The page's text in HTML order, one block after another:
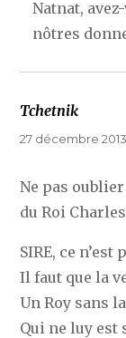
Natnat,
nôtres
Tchetnik
27 décembre 2013
Ne pas
du Roi
SIRE, ce n’est
Il faut que la
Un Roy sans
Qui ne luy est